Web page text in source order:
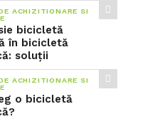
ACHIZITIONARE SI
bicicletă
în bicicletă
soluții
ACHIZITIONARE SI
o bicicletă